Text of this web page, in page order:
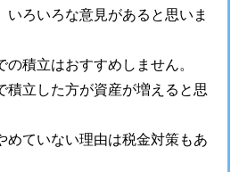
いろいろな意見があると思いま
積立はおすすめしません。
積立した方が資産が増えると思
めていない理由は税金対策もあ